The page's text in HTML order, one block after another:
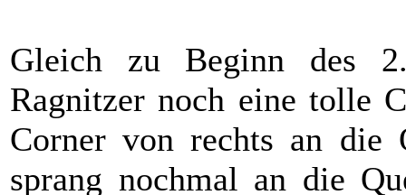
Gleich zu Beginn des 2.
Ragnitzer noch eine tolle
Corner von rechts an die
sprang nochmal an die